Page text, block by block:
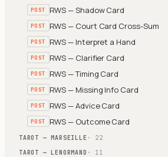
POST RWS — Shadow Card
POST RWS — Court Card Cross-Sum
POST RWS — Interpret a Hand
POST RWS — Clarifier Card
POST RWS — Timing Card
POST RWS — Missing Info Card
POST RWS — Advice Card
POST RWS — Outcome Card
TAROT — MARSEILLE · 22
TAROT — LENORMAND · 11